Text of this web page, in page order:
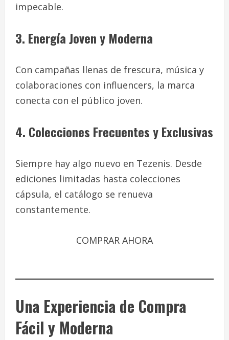
impecable.
3. Energía Joven y Moderna
Con campañas llenas de frescura, música y
colaboraciones con influencers, la marca
conecta con el público joven.
4. Colecciones Frecuentes y Exclusivas
Siempre hay algo nuevo en Tezenis. Desde
ediciones limitadas hasta colecciones
cápsula, el catálogo se renueva
constantemente.
COMPRAR AHORA
Una Experiencia de Compra
Fácil y Moderna